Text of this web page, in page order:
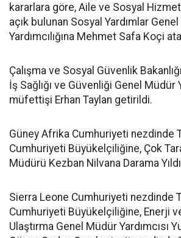
kararlara göre, Aile ve Sosyal
açık bulunan Sosyal Yardımlar
Yardımcılığına Mehmet Safa Koçi
Çalışma ve Sosyal Güvenlik
İş Sağlığı ve Güvenliği Genel Müdür
müfettişi Erhan Taylan getirildi.
Güney Afrika Cumhuriyeti nezdinde
Cumhuriyeti Büyükelçiliğine, Çok
Müdürü Kezban Nilvana Darama
Sierra Leone Cumhuriyeti nezdinde
Cumhuriyeti Büyükelçiliğine, Enerji
Ulaştırma Genel Müdür Yardımcısı